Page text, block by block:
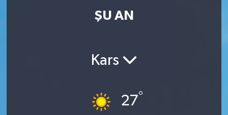
ŞU AN
Kars
27°
Son Dakika Haberleri